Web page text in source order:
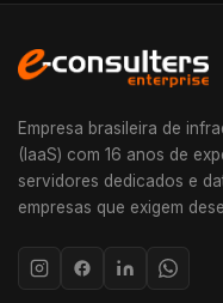
Empresa brasileira de
(IaaS) com 16 anos de
servidores dedicados e
empresas que exigem